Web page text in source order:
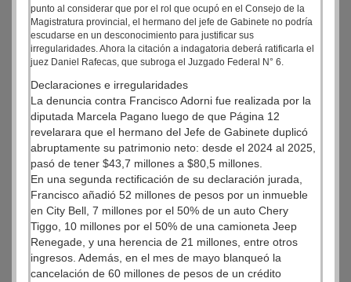
punto al considerar que por el rol que ocupó en el Consejo de la
Magistratura provincial, el hermano del jefe de Gabinete no podría
escudarse en un desconocimiento para justificar sus
irregularidades. Ahora la citación a indagatoria deberá ratificarla el
juez Daniel Rafecas, que subroga el Juzgado Federal N° 6.
Declaraciones e irregularidades
La denuncia contra Francisco Adorni fue realizada por la
diputada Marcela Pagano luego de que Página 12
revelarara que el hermano del Jefe de Gabinete duplicó
abruptamente su patrimonio neto: desde el 2024 al 2025,
pasó de tener $43,7 millones a $80,5 millones.
En una segunda rectificación de su declaración jurada,
Francisco añadió 52 millones de pesos por un inmueble
en City Bell, 7 millones por el 50% de un auto Chery
Tiggo, 10 millones por el 50% de una camioneta Jeep
Renegade, y una herencia de 21 millones, entre otros
ingresos. Además, en el mes de mayo blanqueó la
cancelación de 60 millones de pesos de un crédito